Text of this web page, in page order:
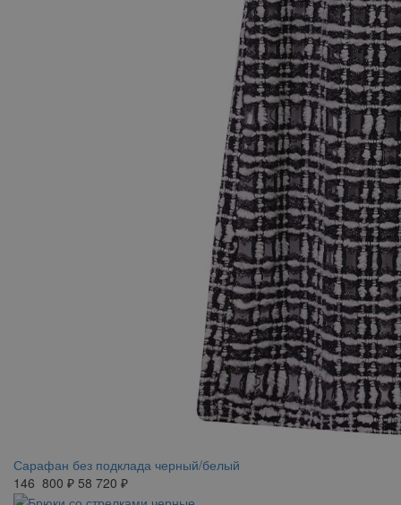
Сарафан без подклада черный/белый
146 800 ₽ 58 720 ₽